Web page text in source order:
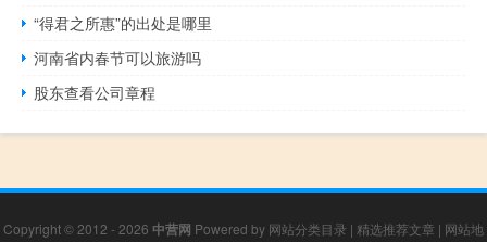
“得君之所惠”的出处是哪里
河南省内春节可以旅游吗
股东查看公司章程
Copyright © 2012 - 2026 中营网 Powered by 网站分类目录 | 精选推荐文章 | 网站地